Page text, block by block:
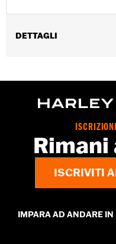
DETTAGLI
GARANZIA:Garanzia del
complete
Importata
Dimension Description:
ALTEZZA TACCO: 2,5 cm
ISCRIVITI
IMPARA AD ANDARE IN